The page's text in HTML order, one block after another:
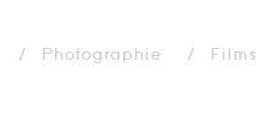
Photographie Films